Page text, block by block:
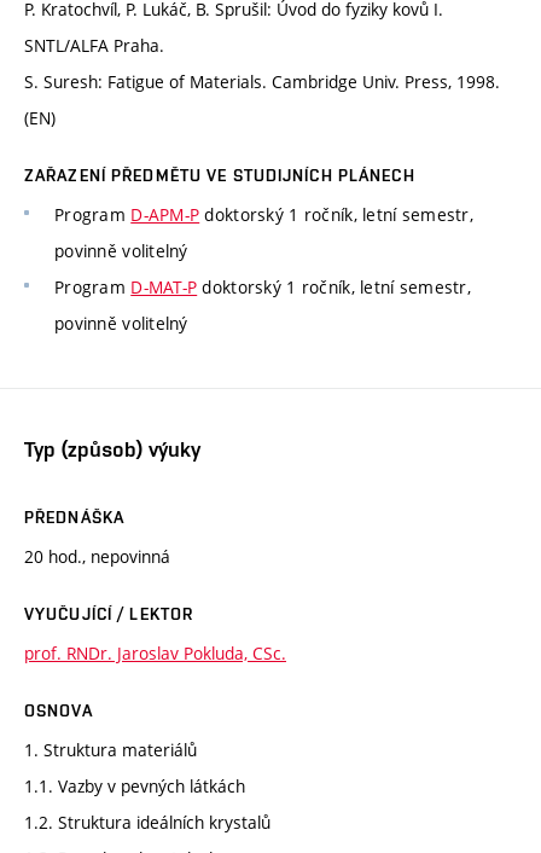
P. Kratochvíl, P. Lukáč, B. Sprušil: Úvod do fyziky kovů I.
SNTL/ALFA Praha.
S. Suresh: Fatigue of Materials. Cambridge Univ. Press, 1998.
(EN)
ZAŘAZENÍ PŘEDMĚTU VE STUDIJNÍCH PLÁNECH
Program D-APM-P doktorský 1 ročník, letní semestr,
povinně volitelný
Program D-MAT-P doktorský 1 ročník, letní semestr,
povinně volitelný
Typ (způsob) výuky
PŘEDNÁŠKA
20 hod., nepovinná
VYUČUJÍCÍ / LEKTOR
prof. RNDr. Jaroslav Pokluda, CSc.
OSNOVA
1. Struktura materiálů
1.1. Vazby v pevných látkách
1.2. Struktura ideálních krystalů